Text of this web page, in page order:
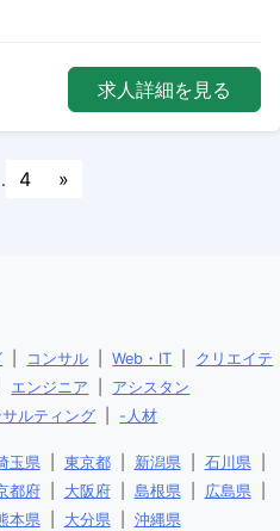
求人詳細を見る
4 »
コンサル Web・IT
クリエイテ
エンジニア
アシスタン
ルティング -人材
玉県 東京都 新潟県 石川県
都府 大阪府 島根県 広島県
本県 大分県 沖縄県